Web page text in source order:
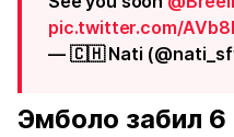
pic.twitter.com/
— 🇨🇭 Nati
Эмболо забил 6